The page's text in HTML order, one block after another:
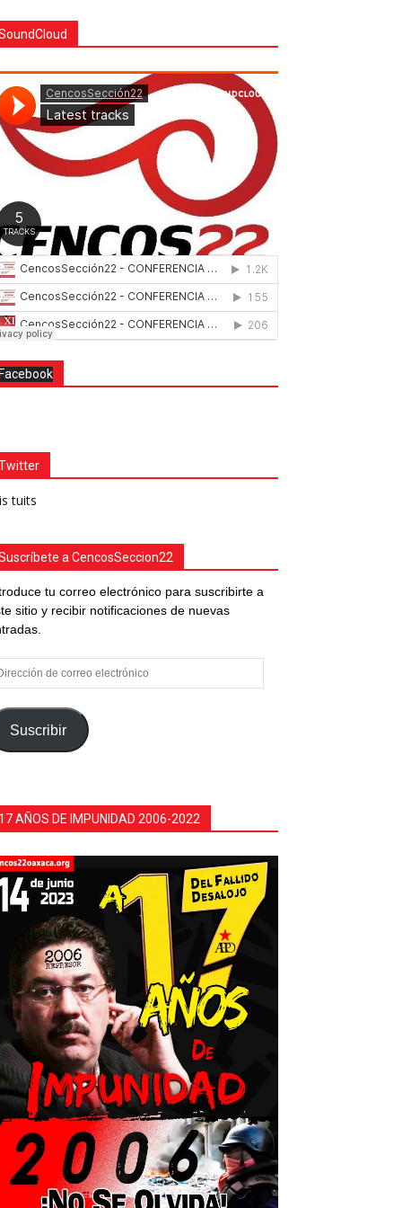
Facebook
tuits
a CencosSeccion22
tu correo electrónico para suscribirte a
sitio y recibir notificaciones de nuevas
Suscribir
17 AÑOS DE IMPUNIDAD 2006-2022